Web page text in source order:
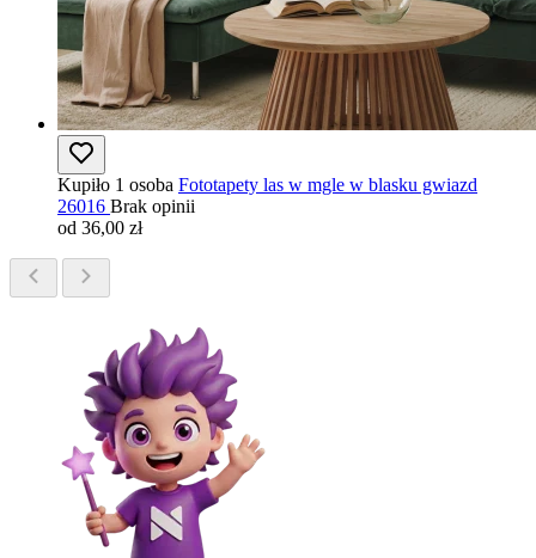
Kupiło 1 osoba Fototapety las w mgle w blasku gwiazd
26016 Brak opinii
od 36,00 zł